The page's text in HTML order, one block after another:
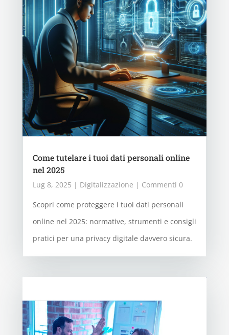
Come tutelare i tuoi dati personali online
nel 2025
Lug 8, 2025 | Digitalizzazione | Commenti 0
Scopri come proteggere i tuoi dati personali
online nel 2025: normative, strumenti e consigli
pratici per una privacy digitale davvero sicura.